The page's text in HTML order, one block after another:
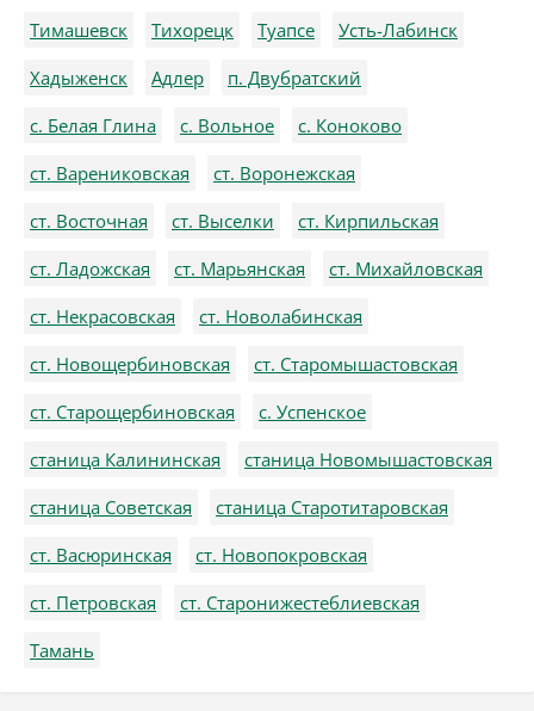
Тимашевск
Тихорецк Туапсе
Усть-Лабинск
Хадыженск
Адлер
п. Двубратский
с. Белая Глина
с. Вольное
с. Коноково
ст. Варениковская
ст. Воронежская
ст. Восточная
ст. Выселки
ст. Кирпильская
ст. Ладожская
ст. Марьянская
ст. Михайловская
ст. Некрасовская
ст. Новолабинская
ст. Новощербиновская
ст. Старомышастовская
ст. Старощербиновская
с. Успенское
станица Калининская
станица Новомышастовская
станица Советская
станица Старотитаровская
ст. Васюринская
ст. Новопокровская
ст. Петровская
ст. Старонижестеблиевская
Тамань